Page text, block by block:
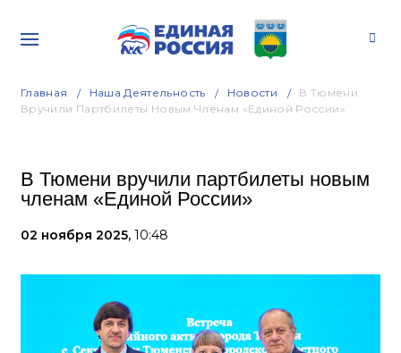
Главная Наша Деятельность Новости
В Тюмени
Вручили Партбилеты Новым Членам «Единой России»
В Тюмени вручили партбилеты новым
членам «Единой России»
02 ноября 2025, 10:48